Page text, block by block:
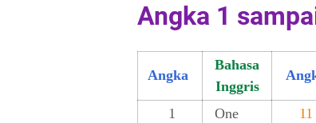
Angka 1
Angka
Bahasa
Inggris
1
One 11